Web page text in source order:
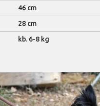
46 cm
28 cm
kb. 6-8 kg